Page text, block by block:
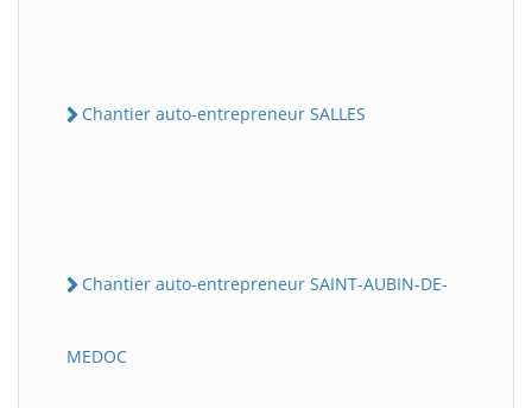
Chantier auto-entrepreneur SALLES
Chantier auto-entrepreneur SAINT-AUBIN-DE-
MEDOC